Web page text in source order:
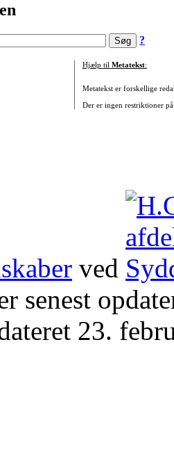
?
Hjælp til Metatekst:
Metatekst er forskellige
Der er ingen restriktioner
ved
senest
23.